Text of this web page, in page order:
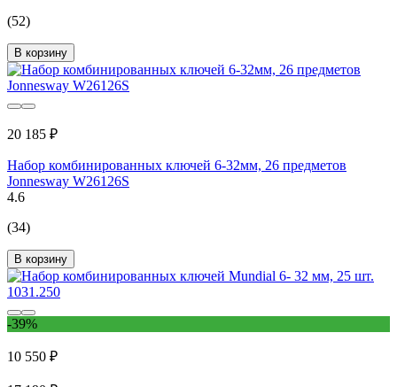
(52)
В корзину
20 185 ₽
Набор комбинированных ключей 6-32мм, 26 предметов
Jonnesway W26126S
4.6
(34)
В корзину
-39%
10 550 ₽